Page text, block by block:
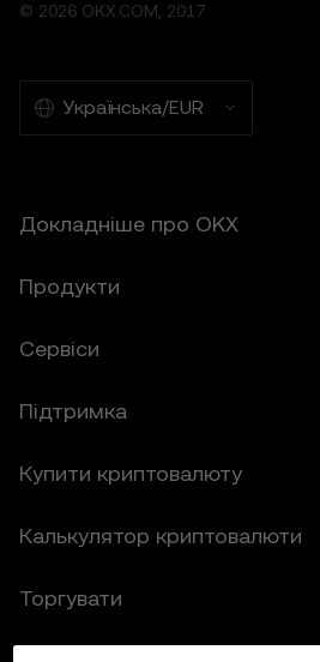
© 2026 OKX.COM, 2017
Українська/EUR
Докладніше про OKX
Продукти
Сервіси
Підтримка
Купити криптовалюту
Калькулятор криптовалюти
Торгувати
прогнозування цін.
комерційної придатності й
прогнозування цін.
6. Розкриття інформації
значними збитками,
підходити всім
відповідальності за будь-
7.1 У межах, дозволених
відповідальності за будь-